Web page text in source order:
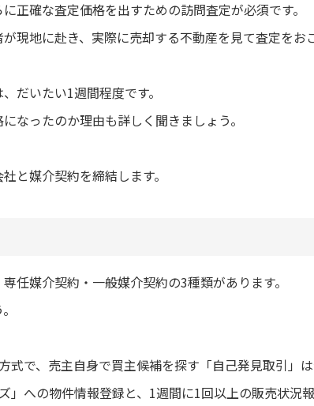
正確な査定価格を出すための訪問査定が必須です。
現地に赴き、実際に売却する不動産を見て査定をお
だいたい1週間程度です。
なったのか理由も詳しく聞きましょう。
と媒介契約を締結します。
任媒介契約・一般媒介契約の3種類があります。
で、売主自身で買主候補を探す「自己発見取引」は
」への物件情報登録と、1週間に1回以上の販売状況